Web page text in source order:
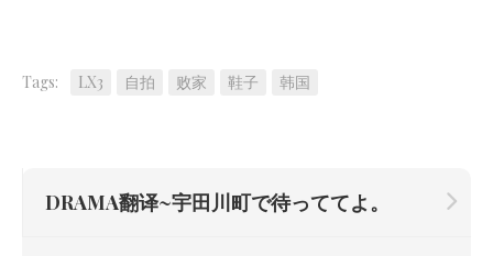
Tags: LX3 自拍 败家 鞋子 韩国
DRAMA翻译~宇田川町で待っててよ。